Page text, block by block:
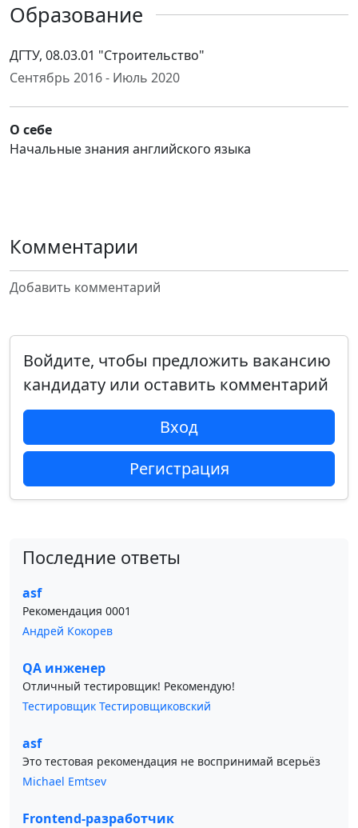
Образование
ДГТУ, 08.03.01 "Строительство"
Сентябрь 2016 - Июль 2020
О себе
Начальные знания английского языка
Комментарии
Добавить комментарий
Войдите, чтобы предложить вакансию
кандидату или оставить комментарий
Вход
Регистрация
Последние ответы
asf
Рекомендация 0001
Андрей Кокорев
QA инженер
Отличный тестировщик! Рекомендую!
Тестировщик Тестировщиковский
asf
Это тестовая рекомендация не воспринимай всерьёз
Michael Emtsev
Frontend-разработчик